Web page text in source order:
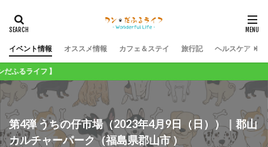
イベント情報 オススメ情報 カフェ＆ステイ 旅行記 ヘルスケア
フ 】
第4弾 うちの仔市場（2023年4月9日（日））｜郡山
カルチャーパーク（福島県郡山市 ）